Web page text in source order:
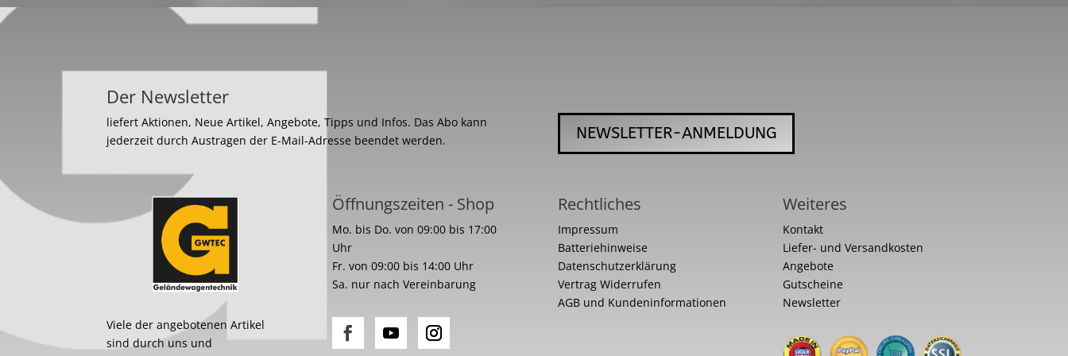
Der Newsletter
liefert Aktionen, Neue Artikel, Angebote, Tipps und Infos. Das Abo kann
jederzeit durch Austragen der E-Mail-Adresse beendet werden.
NEWSLETTER-ANMELDUNG
Viele der angebotenen Artikel
sind durch uns und
Öffnungszeiten - Shop
Mo. bis Do. von 09:00 bis 17:00
Uhr
Fr. von 09:00 bis 14:00 Uhr
Sa. nur nach Vereinbarung
Rechtliches
Impressum
Batteriehinweise
Datenschutzerklärung
Vertrag Widerrufen
AGB und Kundeninformationen
Weiteres
Kontakt
Liefer- und Versandkosten
Angebote
Gutscheine
Newsletter